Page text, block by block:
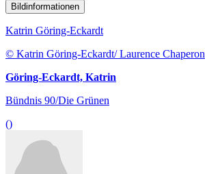
Bildinformationen
Katrin Göring-Eckardt
© Katrin Göring-Eckardt/ Laurence Chaperon
Göring-Eckardt, Katrin
Bündnis 90/Die Grünen
()